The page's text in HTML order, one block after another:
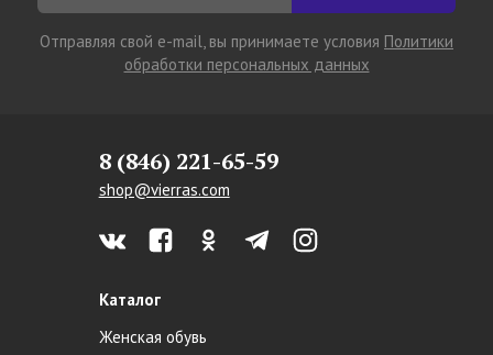
Отправляя свой e-mail, вы принимаете условия Политики
обработки персональных данных
8 (846) 221-65-59
shop@vierras.com
Каталог
Женская обувь